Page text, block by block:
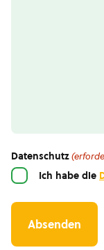
Datenschutz
Ich habe die